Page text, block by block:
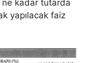
ne kadar tutarda
yapılacak faiz